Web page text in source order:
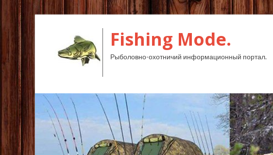
Fishing Mode.
Рыболовно-охотничий информационный портал.